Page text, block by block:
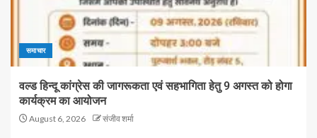
समाचार
वल्ड हिन्दू कांग्रेस की जागरूकता एवं सहभागिता हेतु 9 अगस्त को होगा
कार्यक्रम का आयोजन
August 6, 2026 संजीव शर्मा